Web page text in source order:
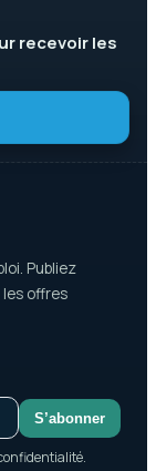
recevoir les
Publiez
offres
S’abonner